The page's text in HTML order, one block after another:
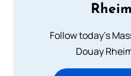
Follow today's
Douay